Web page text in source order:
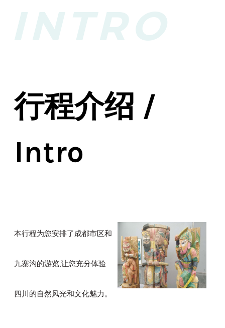
INTRO
行程介绍 /
Intro
本行程为您安排了成都市区和
九寨沟的游览,让您充分体验
四川的自然风光和文化魅力。